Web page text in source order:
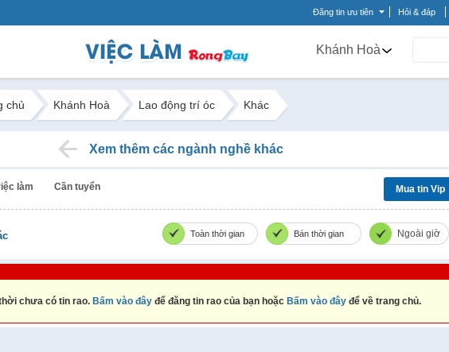
Đăng tin ưu tiên Hỏi & đáp
Khánh Hoà
chủ Khánh Hoà Lao động trí óc Khác
Xem thêm các ngành nghề khác
làm Cần tuyển Mua tin Vip
Toàn thời gian Bán thời gian Ngoài giờ
chưa có tin rao. Bấm vào đây để đăng tin rao của bạn hoặc Bấm vào đây để về trang chủ.